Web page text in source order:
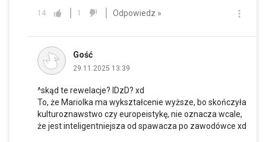
14 1 Odpowiedz »
Gość
29.11.2025 13:39
^skąd te rewelacje? IDzD? xd
To, że Mariolka ma wykształcenie wyższe, bo skończyła
kulturoznawstwo czy europeistykę, nie oznacza wcale,
że jest inteligentniejsza od spawacza po zawodówce xd